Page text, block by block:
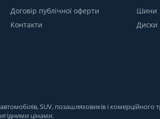
Договір публічної оферти
Контакти
Шини
Диски
SUV, позашляховиків і
цінами.